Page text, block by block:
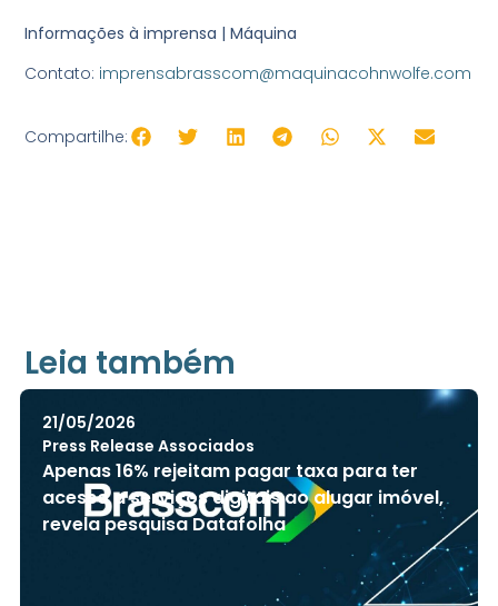
Informações à imprensa | Máquina
Contato: imprensabrasscom@maquinacohnwolfe.com
Compartilhe:
Leia também
21/05/2026
Press Release Associados
Apenas 16% rejeitam pagar taxa para ter
acesso a serviços digitais ao alugar imóvel,
revela pesquisa Datafolha